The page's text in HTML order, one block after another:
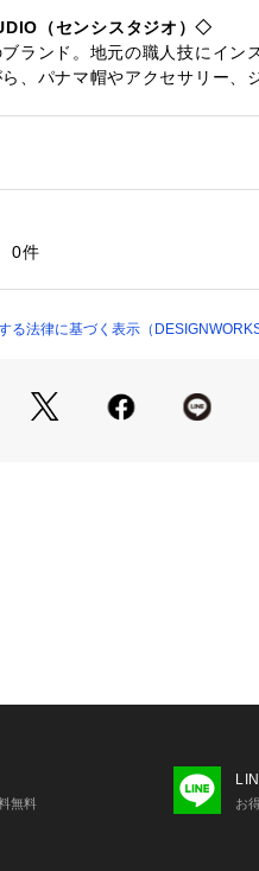
（センシスタジオ）◇
ランド。地元の職人技にイン
、パナマ帽やアクセサリー、
ティあふれる商品を世界中へ
ス
ドル
0件
る法律に基づく表示（DESIGNWORKS
無料 お